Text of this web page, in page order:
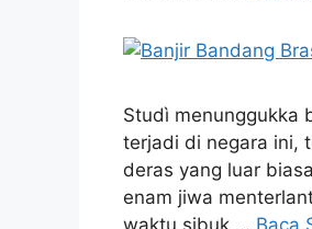
Studì menunggukka
terjadi di negara ini,
deras yang luar
enam jiwa